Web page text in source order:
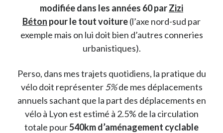
modifiée dans les années 60 parZizi
Béton pour le tout voiture(l’axe nord-sud par
exemple mais on lui doit bien d’autres conneries
urbanistiques).
Perso, dans mes trajets quotidiens, la pratique du
vélo doit représenter5%de mes déplacements
annuels sachant que la part des déplacements en
vélo à Lyon est estimé à 2.5% de la circulation
totale pour540km d’aménagement cyclable